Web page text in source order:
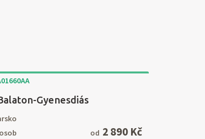
Gyenesdiás
od 2 890 Kč